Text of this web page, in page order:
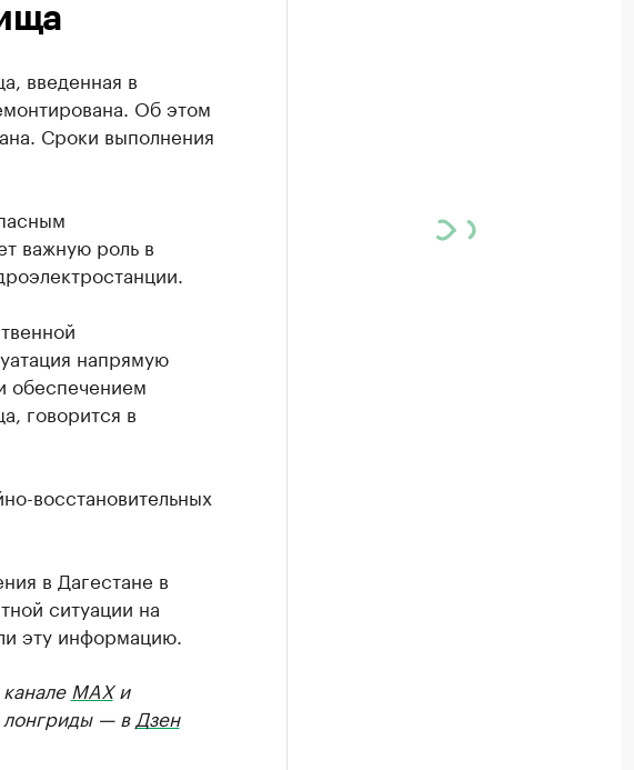
введенная в
Об этом
Сроки выполнения
важную роль в
напрямую
обеспечением
говорится в
восстановительных
в Дагестане в
ситуации на
эту информацию.
MAXи
лонгриды — в Дзен